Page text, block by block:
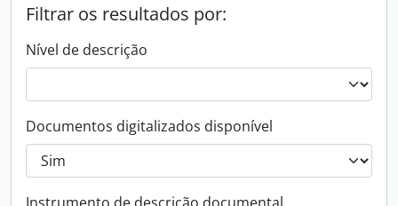
Filtrar os resultados por:
Nível de descrição
Documentos digitalizados disponível